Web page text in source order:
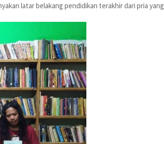
latar belakang pendidikan terakhir dari pria yang